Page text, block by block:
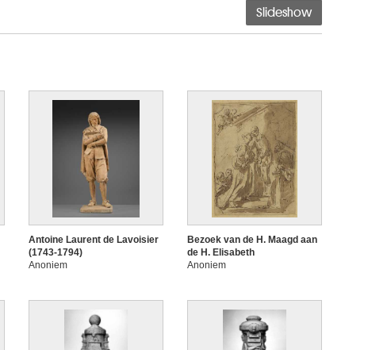
Slideshow
Antoine Laurent de Lavoisier
(1743-1794)
Anoniem
Bezoek van de H. Maagd aan
de H. Elisabeth
Anoniem